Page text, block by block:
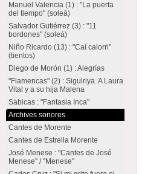
Manuel Valencia (1) : "La puerta
del tiempo" (soleá)
Salvador Gutiérrez (3) : "11
bordones" (soleá)
Niño Ricardo (13) : "Caí calorri"
(tientos)
Diego de Morón (1) : Alegrías
"Flamencas" (2) : Siguiriya. A Laura
Vital y a su hija Malena
Sabicas : "Fantasia Inca"
Archives sonores
Cantes de Morente
Cantes de Estrella Morente
José Menese : "Cantes de José
Menese" / "Menese"